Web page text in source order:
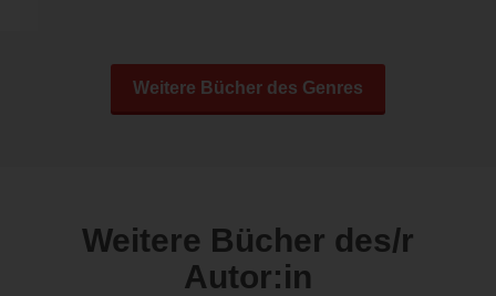
Weitere Bücher des Genres
Weitere Bücher des/r
Autor:in